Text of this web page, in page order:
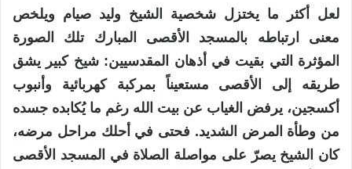
لعل أكثر ما يختزل شخصية الشيخ وليد صيام ويلخص
معنى ارتباطه بالمسجد الأقصى المبارك تلك الصورة
المؤثرة التي بقيت في أذهان المقدسيين: شيخ كبير يشق
طريقه إلى الأقصى مستعيناً بمركبة كهربائية وأنبوب
أكسجين، يرفض الغياب عن بيت الله رغم ما يُكابده جسده
من وطأة المرض الشديد. فحتى في أحلك مراحل مرضه،
كان الشيخ يصرّ على مواصلة الصلاة في المسجد الأقصى